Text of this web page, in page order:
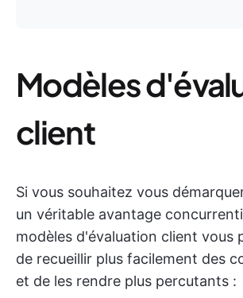
Modèles
client
Si vous souhaitez vous
un véritable avantage
modèles d'évaluation client vous
de recueillir plus facilement des
et de les rendre plus percutants :